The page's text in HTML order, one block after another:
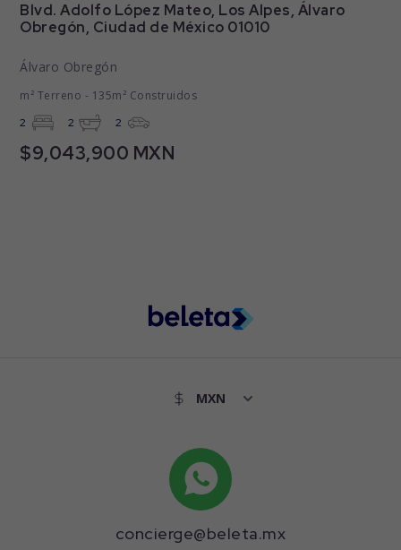
Blvd. Adolfo López Mateo, Los Alpes, Álvaro
Obregón, Ciudad de México 01010
Álvaro Obregón
m² Terreno - 135m² Construidos
2 2 2
$9,043,900 MXN
nullm² Terreno - 130m² Construidos
Coba, Grand Juriquilla, Querétaro, Querétaro
195m² Terreno - 196m² Construidos